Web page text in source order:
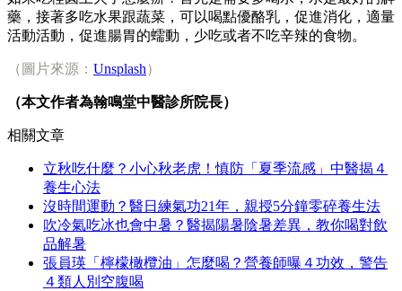
藥，接著多吃水果跟蔬菜，可以喝點優酪乳，促進消化，適量
活動活動，促進腸胃的蠕動，少吃或者不吃辛辣的食物。
（圖片來源： Unsplash）
（本文作者為翰鳴堂中醫診所院長）
相關文章
立秋吃什麼？小心秋老虎！慎防「夏季流感」中醫揭４
養生心法
沒時間運動？醫日練氣功21年，親授5分鐘零碎養生法
吹冷氣吃冰也會中暑？醫揭陽暑陰暑差異，教你喝對飲
品解暑
張員瑛「檸檬橄欖油」怎麼喝？營養師曝４功效，警告
４類人別空腹喝